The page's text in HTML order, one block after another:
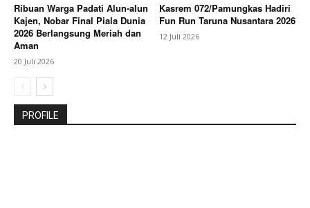
Ribuan Warga Padati Alun-alun
Kajen, Nobar Final Piala Dunia
2026 Berlangsung Meriah dan
Aman
20 Juli 2026
Kasrem 072/Pamungkas Hadiri
Fun Run Taruna Nusantara 2026
12 Juli 2026
PROFILE